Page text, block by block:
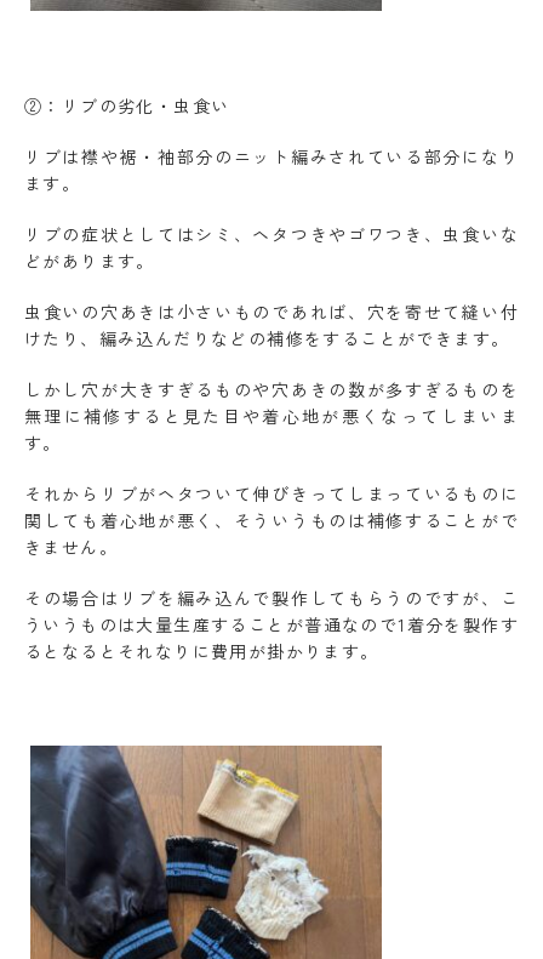
②：リブの劣化・虫食い
リブは襟や裾・袖部分のニット編みされている部分になり
ます。
リブの症状としてはシミ、ヘタつきやゴワつき、虫食いな
どがあります。
虫食いの穴あきは小さいものであれば、穴を寄せて縫い付
けたり、編み込んだりなどの補修をすることができます。
しかし穴が大きすぎるものや穴あきの数が多すぎるものを
無理に補修すると見た目や着心地が悪くなってしまいま
す。
それからリブがヘタついて伸びきってしまっているものに
関しても着心地が悪く、そういうものは補修することがで
きません。
その場合はリブを編み込んで製作してもらうのですが、こ
ういうものは大量生産することが普通なので1着分を製作す
るとなるとそれなりに費用が掛かります。